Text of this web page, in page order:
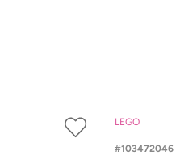
LEGO
103472046